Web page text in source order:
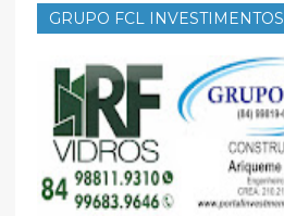
GRUPO FCL INVESTIMENTOS